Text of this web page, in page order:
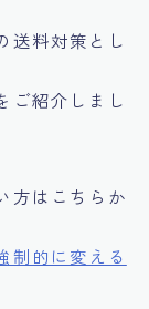
送料対策とし
ご紹介しまし
方はこちらか
制的に変える